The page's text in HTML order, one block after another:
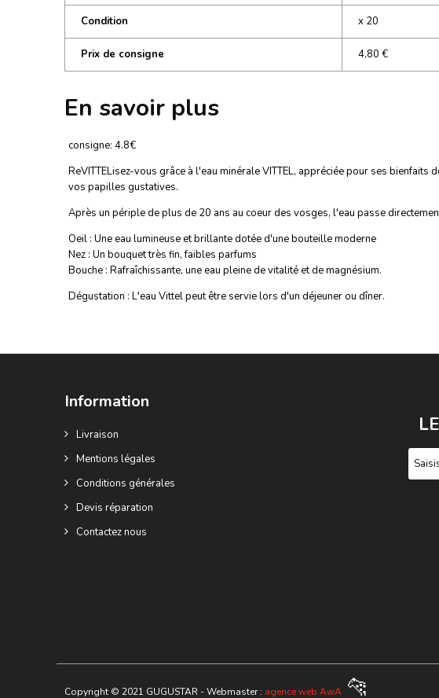
Condition x 20
Prix de consigne 4,80 €
En savoir plus
consigne: 4.8€
ReVITTELisez-vous grâce à l'eau minérale VITTEL, appréciée pour ses
vos papilles gustatives.
Après un périple de plus de 20 ans au coeur des vosges, l'eau passe
Oeil : Une eau lumineuse et brillante dotée d'une bouteille moderne
Nez : Un bouquet très fin, faibles parfums
Bouche : Rafraîchissante, une eau pleine de vitalité et de magnésium.
Dégustation : L'eau Vittel peut être servie lors d'un déjeuner ou dîner.
Information
Livraison
Mentions légales
Conditions générales
Devis réparation
Contactez nous
Copyright © 2021 GUGUSTAR - Webmaster : agence web AwA 🐆